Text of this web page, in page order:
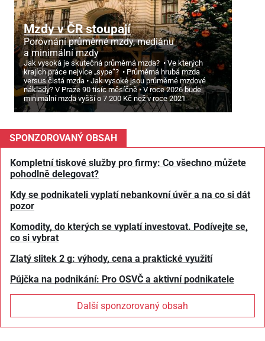
SPONZOROVANÝ OBSAH
Kompletní tiskové služby pro firmy: Co všechno můžete
pohodlně delegovat?
Kdy se podnikateli vyplatí nebankovní úvěr a na co si dát
pozor
Komodity, do kterých se vyplatí investovat. Podívejte se,
co si vybrat
Zlatý slitek 2 g: výhody, cena a praktické využití
Půjčka na podnikání: Pro OSVČ a aktivní podnikatele
Další sponzorovaný obsah
Mzdy v ČR stoupají
Porovnání průměrné mzdy, mediánu
a minimální mzdy
Jak vysoká je skutečná průměrná mzda?
Ve kterých
krajích práce nejvíce „sype“?
Průměrná hrubá mzda
versus čistá mzda
Jak vysoké jsou průměrné mzdové
náklady? V Praze 90 tisíc měsíčně
V roce 2026 bude
minimální mzda vyšší o 7 200 Kč než v roce 2021